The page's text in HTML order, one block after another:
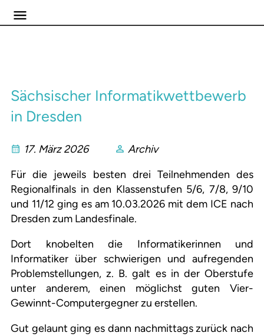
Sächsischer Informatikwettbewerb
in Dresden
17. März 2026
Archiv
Für die jeweils besten drei Teilnehmenden des
Regionalfinals in den Klassenstufen 5/6, 7/8, 9/10
und 11/12 ging es am 10.03.2026 mit dem ICE nach
Dresden zum Landesfinale.
Dort knobelten die Informatikerinnen und
Informatiker über schwierigen und aufregenden
Problemstellungen, z. B. galt es in der Oberstufe
unter anderem, einen möglichst guten Vier-
Gewinnt-Computergegner zu erstellen.
Gut gelaunt ging es dann nachmittags zurück nach